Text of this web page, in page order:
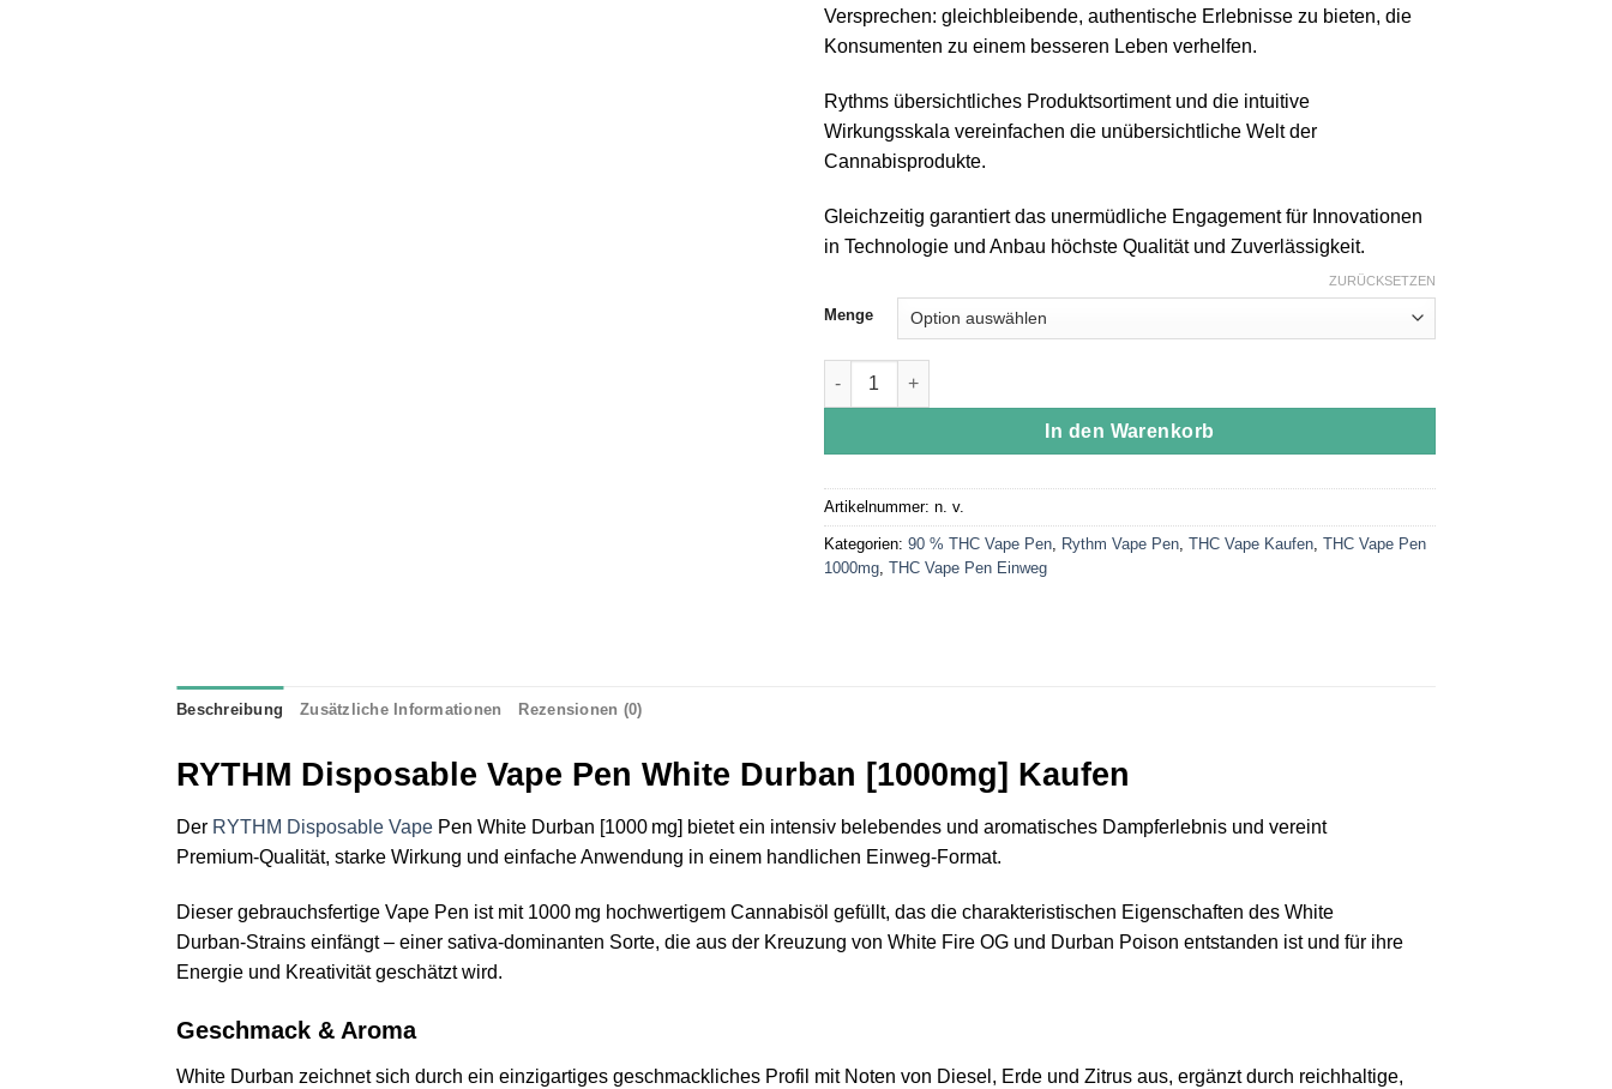
Versprechen: gleichbleibende, authentische Erlebnisse zu bieten, die
Konsumenten zu einem besseren Leben verhelfen.
Rythms übersichtliches Produktsortiment und die intuitive
Wirkungsskala vereinfachen die unübersichtliche Welt der
Cannabisprodukte.
Gleichzeitig garantiert das unermüdliche Engagement für Innovationen
in Technologie und Anbau höchste Qualität und Zuverlässigkeit.
Menge
ZURÜCKSETZEN
RYTHM Disposable Vape Pen White Durban [1000mg] Menge
In den Warenkorb
Artikelnummer: n. v.
Kategorien: 90 % THC Vape Pen, Rythm Vape Pen, THC Vape Kaufen, THC Vape Pen
1000mg, THC Vape Pen Einweg
Beschreibung Zusätzliche Informationen Rezensionen (0)
RYTHM Disposable Vape Pen White Durban [1000mg] Kaufen
Der RYTHM Disposable Vape Pen White Durban [1000 mg] bietet ein intensiv belebendes und aromatisches Dampferlebnis und vereint
Premium‑Qualität, starke Wirkung und einfache Anwendung in einem handlichen Einweg‑Format.
Dieser gebrauchsfertige Vape Pen ist mit 1000 mg hochwertigem Cannabisöl gefüllt, das die charakteristischen Eigenschaften des White
Durban‑Strains einfängt – einer sativa‑dominanten Sorte, die aus der Kreuzung von White Fire OG und Durban Poison entstanden ist und für ihre
Energie und Kreativität geschätzt wird.
Geschmack & Aroma
White Durban zeichnet sich durch ein einzigartiges geschmackliches Profil mit Noten von Diesel, Erde und Zitrus aus, ergänzt durch reichhaltige,